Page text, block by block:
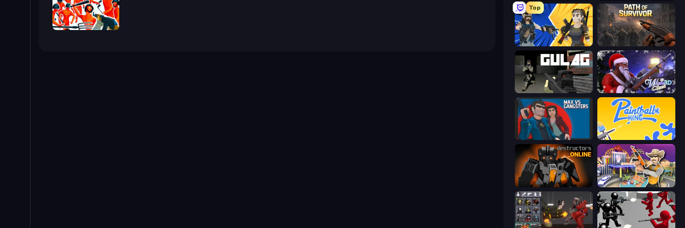
Funny Shooter - Destroy All
Top
BuildNow GG Path of Survivor
Gulag Winter Clash 3D
Max vs Gangsters Paintball King
Destructors Online Casino Robbery